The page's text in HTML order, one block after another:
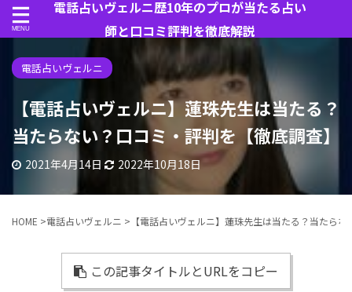
電話占いヴェルニ歴10年のプロが当たる占い
師と口コミ評判を徹底解説
電話占いヴェルニ
【電話占いヴェルニ】蓮珠先生は当たる？
当たらない？口コミ・評判を【徹底調査】
2021年4月14日 2022年10月18日
HOME >電話占いヴェルニ > 【電話占いヴェルニ】蓮珠先生は当たる？当たら
この記事タイトルとURLをコピー